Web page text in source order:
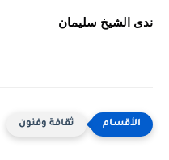
ندى الشيخ سليمان
ثقافة وفنون